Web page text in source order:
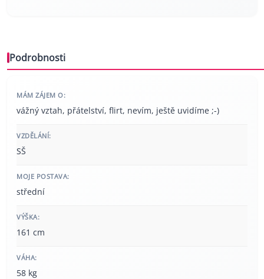
Podrobnosti
MÁM ZÁJEM O:
vážný vztah, přátelství, flirt, nevím, ještě uvidíme ;-)
VZDĚLÁNÍ:
SŠ
MOJE POSTAVA:
střední
VÝŠKA:
161 cm
VÁHA:
58 kg